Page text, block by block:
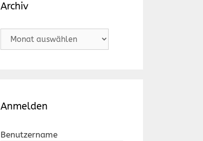
Archiv
Archiv
Anmelden
Benutzername